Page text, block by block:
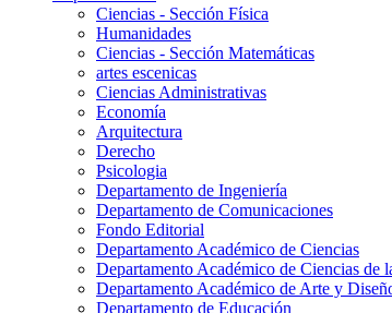
Ciencias - Sección Física
Humanidades
Ciencias - Sección Matemáticas
artes escenicas
Ciencias Administrativas
Economía
Arquitectura
Derecho
Psicologia
Departamento de Ingeniería
Departamento de Comunicaciones
Fondo Editorial
Departamento Académico de Ciencias
Departamento Académico de Ciencias de
Departamento Académico de Arte y
Departamento de Educación